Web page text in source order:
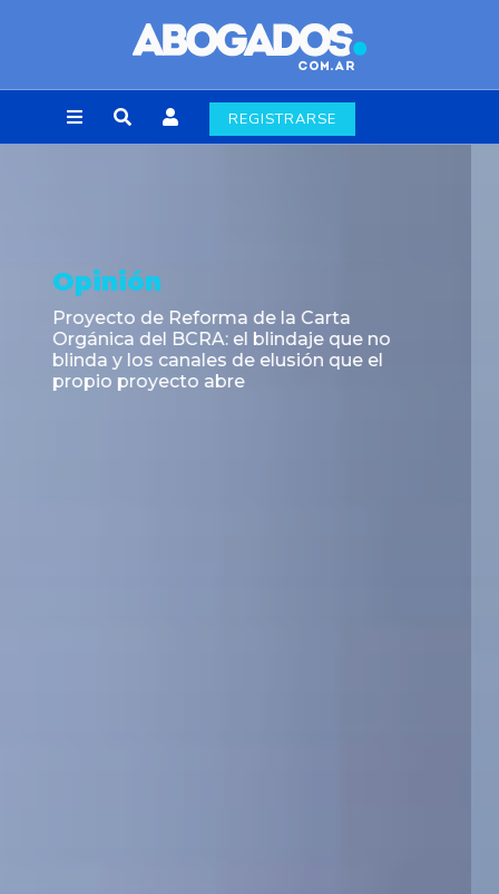
REGISTRARSE
Opinión
La Resolución UIF 90 / 2026 - Una ventana
de oportunidades para armonizar la
norma con la Constitución Nacional y los
estándares internacionales